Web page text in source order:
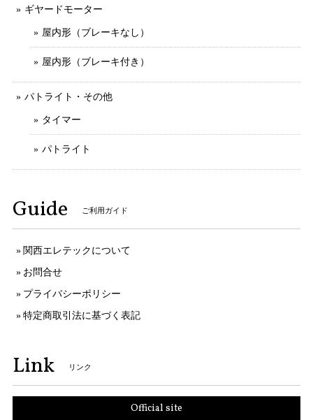
ギヤードモーター
屋内形（ブレーキなし）
屋内形（ブレーキ付き）
パトライト・その他
タイマー
パトライト
Guide ご利用ガイド
関西エレテックについて
お問合せ
プライバシーポリシー
特定商取引法に基づく表記
Link リンク
Official site